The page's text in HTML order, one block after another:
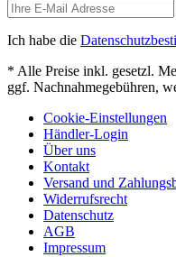
Ich habe die
* Alle Preise inkl. gesetzl.
ggf. Nachnahmegebühren,
Cookie-Einstellungen
Händler-Login
Über uns
Kontakt
Versand und
Widerrufsrecht
Datenschutz
AGB
Impressum